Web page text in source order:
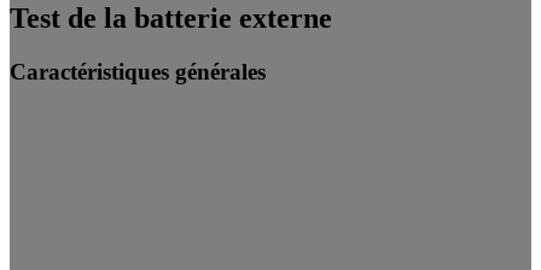
Test de la batterie externe
Caractéristiques générales